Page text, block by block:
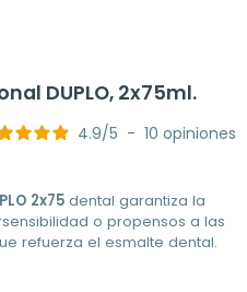
DUPLO, 2x75ml.
4.9/5 - 10 opiniones
2x75 dental garantiza la
o propensos a las
refuerza el esmalte dental.